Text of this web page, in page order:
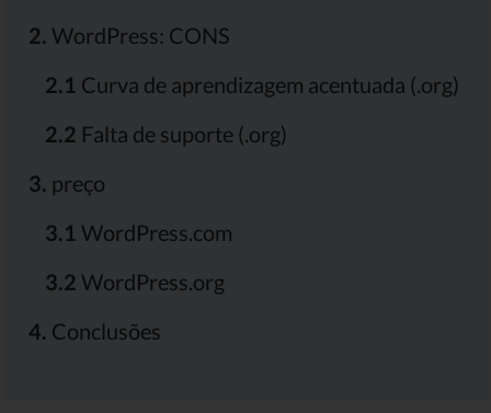
2. WordPress: CONS
2.1 Curva de aprendizagem acentuada (.org)
2.2 Falta de suporte (.org)
3. preço
3.1 WordPress.com
3.2 WordPress.org
4. Conclusões